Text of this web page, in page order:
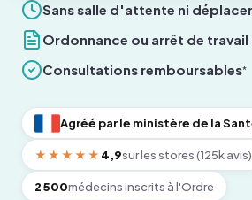
Sans salle d'attente ni
Ordonnance ou arrêt de travail
Consultations remboursables*
Agréé par le ministère de la
★★★★★ 4,9sur les stores (125k avis)
2 500médecins inscrits à l'Ordre